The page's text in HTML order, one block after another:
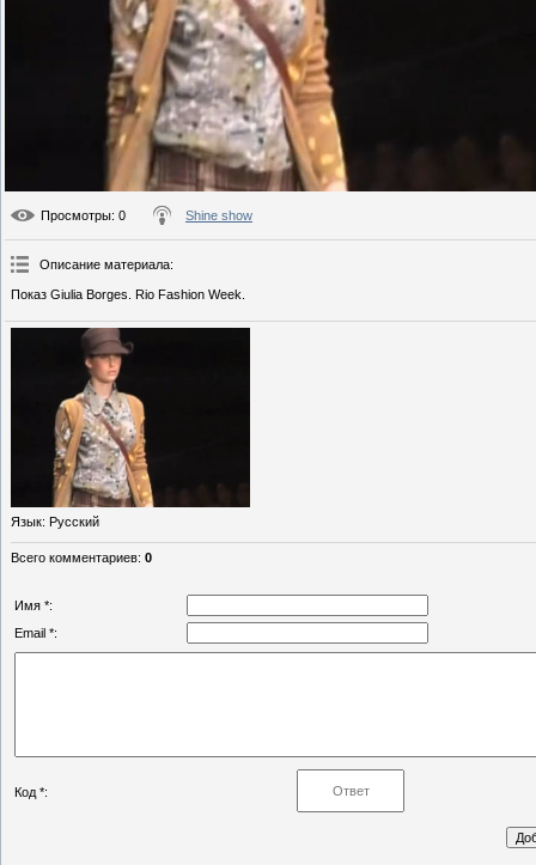
Просмотры: 0 Shine show
Описание материала:
Показ Giulia Borges. Rio Fashion Week.
Язык: Русский
Всего комментариев: 0
Имя *:
Email *:
Код *: